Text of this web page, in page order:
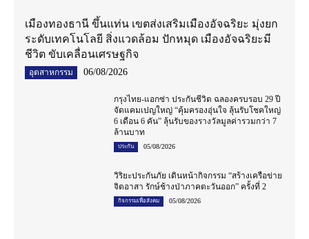
เมืองทองธานี ขึ้นแท่น เขตส่งเสริมเมืองอัจฉริยะ มุ่งยก
ระดับเทคโนโลยี สิ่งแวดล้อม ปักหมุด เมืองอัจฉริยะมี
ชีวิต ขับเคลื่อนเศรษฐกิจ
อุตสาหกรรม 06/08/2026
กรุงไทย-แอกซ่า ประกันชีวิต ฉลองครบรอบ 29 ปี
จัดแคมเปญใหญ่ “คุ้มครองอุ่นใจ ลุ้นรับโชคใหญ่
6 เดือน 6 คัน” ลุ้นรับของรางวัลมูลค่ารวมกว่า 7
ล้านบาท
ประกัน 05/08/2026
วิริยะประกันภัย เดินหน้ากิจกรรม “สร้างเครือข่าย
จิตอาสา รักษ์ช้างป่าภาคตะวันออก” ครั้งที่ 2
กิจกรรมเพื่อสังคม 05/08/2026